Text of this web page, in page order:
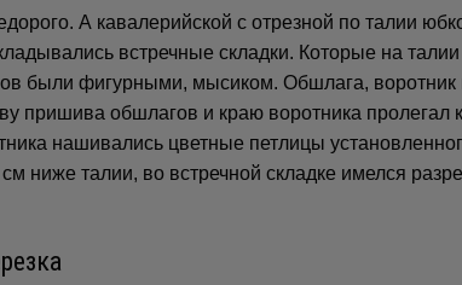
А кавалерийской с отрезной по талии
встречные складки. Которые на
были фигурными, мысиком. Обшлага, воротник
пришива обшлагов и краю воротника пролегал
нашивались цветные петлицы
ниже талии, во встречной складке имелся